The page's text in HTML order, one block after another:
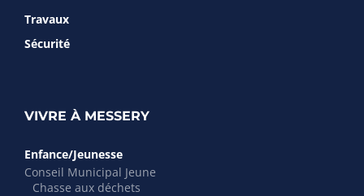
Travaux
Sécurité
VIVRE À MESSERY
Enfance/Jeunesse
Conseil Municipal Jeune
Chasse aux déchets